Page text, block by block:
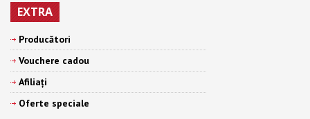
EXTRA
Producători
Vouchere cadou
Afiliaţi
Oferte speciale